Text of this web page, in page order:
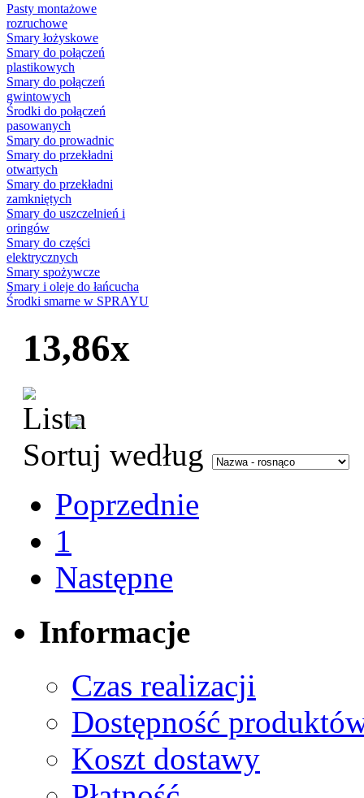
Pasty montażowe
rozruchowe
Smary łożyskowe
Smary do połączeń
plastikowych
Smary do połączeń
gwintowych
Środki do połączeń
pasowanych
Smary do prowadnic
Smary do przekładni
otwartych
Smary do przekładni
zamkniętych
Smary do uszczelnień i
oringów
Smary do części
elektrycznych
Smary spożywcze
Smary i oleje do łańcucha
Środki smarne w SPRAYU
13,86x
Sortuj według
Poprzednie
1
Następne
Informacje
Czas realizacji
Dostępność
Koszt dostawy